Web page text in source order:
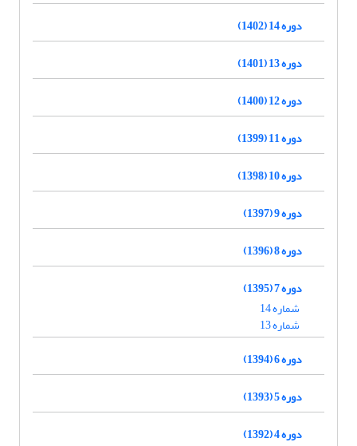
دوره 14 (1402)
دوره 13 (1401)
دوره 12 (1400)
دوره 11 (1399)
دوره 10 (1398)
دوره 9 (1397)
دوره 8 (1396)
دوره 7 (1395)
شماره 14
شماره 13
دوره 6 (1394)
دوره 5 (1393)
دوره 4 (1392)